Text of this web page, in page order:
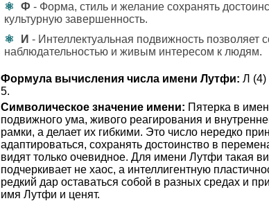
Ф - Форма, стиль и желание сохранять
культурную завершенность.
И - Интеллектуальная подвижность позволяет
наблюдательностью и живым интересом к людям.
Формула вычисления числа имени Лутфи: Л (4)
5.
Символическое значение имени: Пятерка в
подвижного ума, живого реагирования и
рамки, а делает их гибкими. Это число нередко
адаптироваться, сохранять достоинство в
видят только очевидное. Для имени Лутфи такая
подчеркивает не хаос, а интеллигентную
редкий дар оставаться собой в разных средах и
имя Лутфи и ценят.